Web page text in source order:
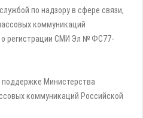
по надзору в сфере связи,
коммуникаций
о регистрации СМИ Эл № ФС77-
Министерства
коммуникаций Российской